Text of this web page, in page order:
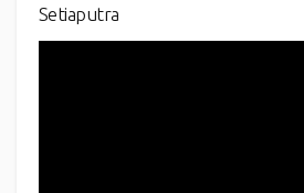
Setiaputra